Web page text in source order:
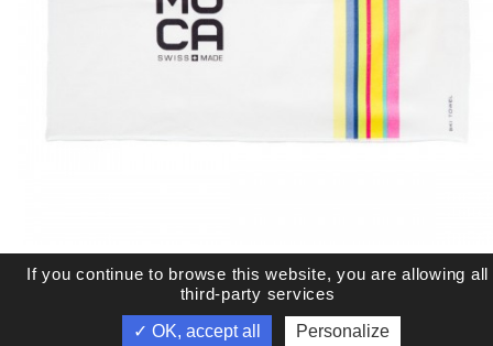
If you continue to browse this website, you are allowing all
third-party services
✓ OK, accept all
Personalize